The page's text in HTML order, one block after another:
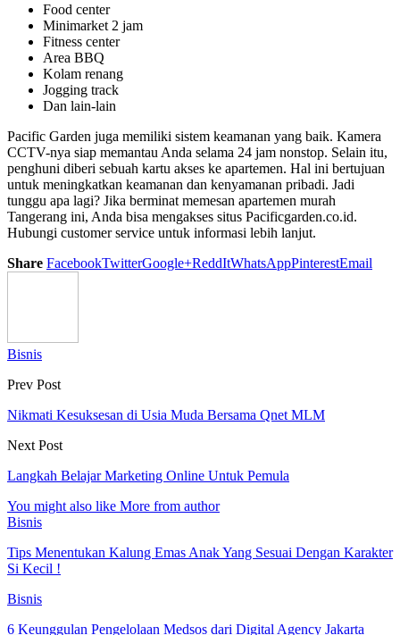
Food center
Minimarket 2 jam
Fitness center
Area BBQ
Kolam renang
Jogging track
Dan lain-lain
Pacific Garden juga memiliki sistem keamanan yang baik. Kamera
CCTV-nya siap memantau Anda selama 24 jam nonstop. Selain itu,
penghuni diberi sebuah kartu akses ke apartemen. Hal ini bertujuan
untuk meningkatkan keamanan dan kenyamanan pribadi. Jadi
tunggu apa lagi? Jika berminat memesan apartemen murah
Tangerang ini, Anda bisa mengakses situs Pacificgarden.co.id.
Hubungi customer service untuk informasi lebih lanjut.
Share FacebookTwitterGoogle+ReddItWhatsAppPinterestEmail
Bisnis
Prev Post
Nikmati Kesuksesan di Usia Muda Bersama Qnet MLM
Next Post
Langkah Belajar Marketing Online Untuk Pemula
You might also like More from author
Bisnis
Tips Menentukan Kalung Emas Anak Yang Sesuai Dengan Karakter
Si Kecil !
Bisnis
6 Keunggulan Pengelolaan Medsos dari Digital Agency Jakarta